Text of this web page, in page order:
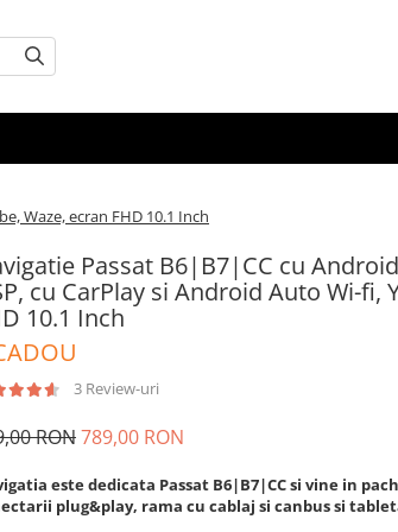
Waze, ecran FHD 10.1 Inch
Passat B6|B7|CC cu
cu CarPlay si Android Auto Wi-fi,
10.1 Inch
3 Review-uri
RON789,00 RON
este dedicata Passat B6|B7|CC si vine in
plug&play, rama cu cablaj si canbus si